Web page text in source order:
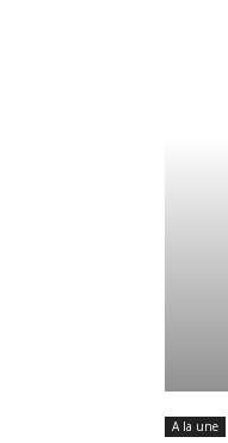
A la une